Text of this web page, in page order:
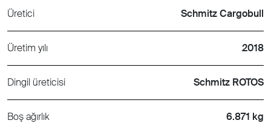
Üretici Schmitz Cargobull
Üretim yılı 2018
Dingil üreticisi Schmitz ROTOS
Boş ağırlık 6.871 kg